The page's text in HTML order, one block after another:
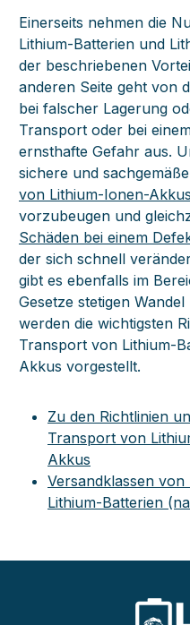
Einerseits nehmen die
Lithium-Batterien und
der beschriebenen
anderen Seite geht von
bei falscher Lagerung
Transport oder bei
ernsthafte Gefahr aus.
sichere und
von Lithium-Ionen-Akkus
vorzubeugen und
Schäden bei einem
der sich schnell
gibt es ebenfalls im
Gesetze stetigen
werden die wichtigsten
Transport von Lithium-
Akkus vorgestellt.
Zu den Richtlinien
Transport von
Akkus
Versandklassen
Lithium-Batterien